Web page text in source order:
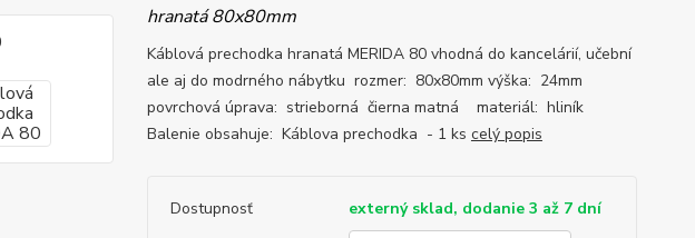
hranatá 80x80mm
Káblová prechodka hranatá MERIDA 80 vhodná do kancelárií, učební
ale aj do modrného nábytku rozmer: 80x80mm výška: 24mm
povrchová úprava: strieborná čierna matná materiál: hliník
Balenie obsahuje: Káblova prechodka - 1 ks celý popis
Dostupnosť
externý sklad, dodanie 3 až 7 dní